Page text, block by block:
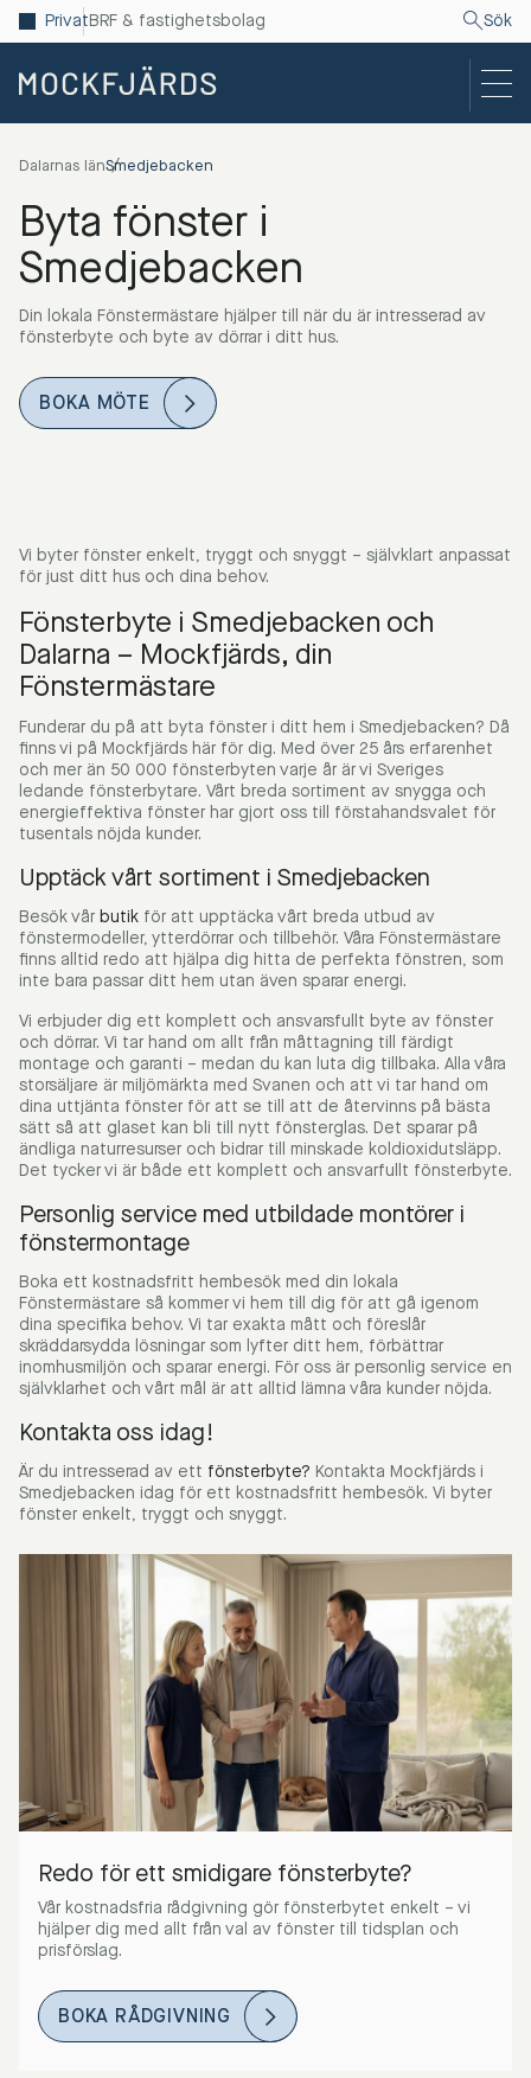
PrivatBRF & fastighetsbolag Sök
Dalarnas länSmedjebacken
Byta fönster i
Smedjebacken
Din lokala Fönstermästare hjälper till när du är intresserad av
fönsterbyte och byte av dörrar i ditt hus.
BOKA MÖTE
Vi byter fönster enkelt, tryggt och snyggt – självklart anpassat
för just ditt hus och dina behov.
Fönsterbyte i Smedjebacken och
Dalarna – Mockfjärds, din
Fönstermästare
Funderar du på att byta fönster i ditt hem i Smedjebacken? Då
finns vi på Mockfjärds här för dig. Med över 25 års erfarenhet
och mer än 50 000 fönsterbyten varje år är vi Sveriges
ledande fönsterbytare. Vårt breda sortiment av snygga och
energieffektiva fönster har gjort oss till förstahandsvalet för
tusentals nöjda kunder.
Upptäck vårt sortiment i Smedjebacken
Besök vår butik för att upptäcka vårt breda utbud av
fönstermodeller, ytterdörrar och tillbehör. Våra Fönstermästare
finns alltid redo att hjälpa dig hitta de perfekta fönstren, som
inte bara passar ditt hem utan även sparar energi.
Vi erbjuder dig ett komplett och ansvarsfullt byte av fönster
och dörrar. Vi tar hand om allt från måttagning till färdigt
montage och garanti – medan du kan luta dig tillbaka. Alla våra
storsäljare är miljömärkta med Svanen och att vi tar hand om
dina uttjänta fönster för att se till att de återvinns på bästa
sätt så att glaset kan bli till nytt fönsterglas. Det sparar på
ändliga naturresurser och bidrar till minskade koldioxidutsläpp.
Det tycker vi är både ett komplett och ansvarfullt fönsterbyte.
Personlig service med utbildade montörer i
fönstermontage
Boka ett kostnadsfritt hembesök med din lokala
Fönstermästare så kommer vi hem till dig för att gå igenom
dina specifika behov. Vi tar exakta mått och föreslår
skräddarsydda lösningar som lyfter ditt hem, förbättrar
inomhusmiljön och sparar energi. För oss är personlig service en
självklarhet och vårt mål är att alltid lämna våra kunder nöjda.
Kontakta oss idag!
Är du intresserad av ett fönsterbyte? Kontakta Mockfjärds i
Smedjebacken idag för ett kostnadsfritt hembesök. Vi byter
fönster enkelt, tryggt och snyggt.
Redo för ett smidigare fönsterbyte?
Vår kostnadsfria rådgivning gör fönsterbytet enkelt – vi
hjälper dig med allt från val av fönster till tidsplan och
prisförslag.
BOKA RÅDGIVNING